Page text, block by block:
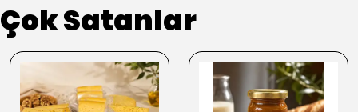
Çok Satanlar